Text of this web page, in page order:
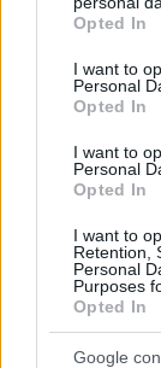
grant or deny
use your data
consent section.
Opted In
I want to
Personal
Opted In
I want to
Personal
Opted In
I want to
Retention,
Personal
Purposes
Opted In
Google
στην Ελλάδα
03.08.2026, 11:06
Εθνική
μεγάλων έργων
29.07.2026, 09:39